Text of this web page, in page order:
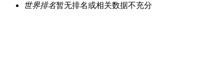
世界排名暂无排名或相关数据不充分